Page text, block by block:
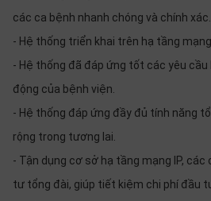
các ca bệnh nhanh chóng và chính xác.
- Hệ thống triển khai trên hạ tầng mạng
- Hệ thống đã đáp ứng tốt các yêu
động của bệnh viện.
- Hệ thống đáp ứng đầy đủ tính năng
rộng trong tương lai.
- Tận dụng cơ sở hạ tầng mạng IP, các
tư tổng đài, giúp tiết kiệm chi phí đầu